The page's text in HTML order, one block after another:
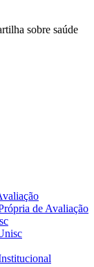
sobre saúde
de Avaliação